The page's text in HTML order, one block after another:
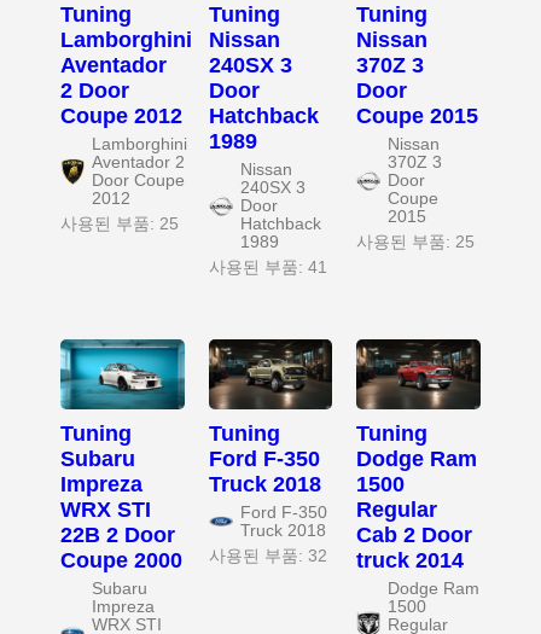
Tuning
Lamborghini
Aventador
2 Door
Coupe 2012
Lamborghini
Aventador 2
Door Coupe
2012
사용된 부품: 25
Tuning
Nissan
240SX 3
Door
Hatchback
1989
Nissan
240SX 3
Door
Hatchback
1989
사용된 부품: 41
Tuning
Nissan
370Z 3
Door
Coupe 2015
Nissan
370Z 3
Door
Coupe
2015
사용된 부품: 25
Tuning
Subaru
Impreza
WRX STI
22B 2 Door
Coupe 2000
Subaru
Impreza
WRX STI
Tuning
Ford F-350
Truck 2018
Ford F-350
Truck 2018
사용된 부품: 32
Tuning
Dodge Ram
1500
Regular
Cab 2 Door
truck 2014
Dodge Ram
1500
Regular